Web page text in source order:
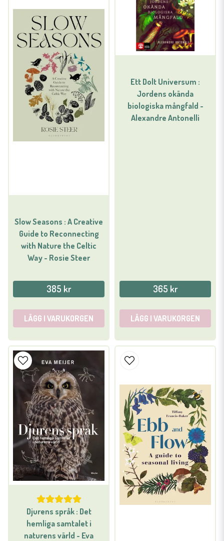
Slow Seasons : A Creative
Guide to Reconnecting
with Nature the Celtic
Way - Rosie Steer
385 kr
LÄGG I VARUKORGEN
Ett Dolt Universum :
Jordens okända
biologiska mångfald -
Alexandre Antonelli
365 kr
LÄGG I VARUKORGEN
Djurens språk : Det
hemliga samtalet i
naturens värld - Eva